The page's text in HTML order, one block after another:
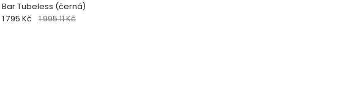
Bar Tubeless (černá)
1 795 Kč 1 995.11 Kč